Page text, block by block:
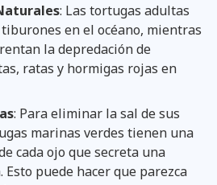
: Las tortugas adultas
en el océano, mientras
la depredación de
ratas y hormigas rojas en
: Para eliminar la sal de sus
marinas verdes tienen una
cada ojo que secreta una
Esto puede hacer que parezca